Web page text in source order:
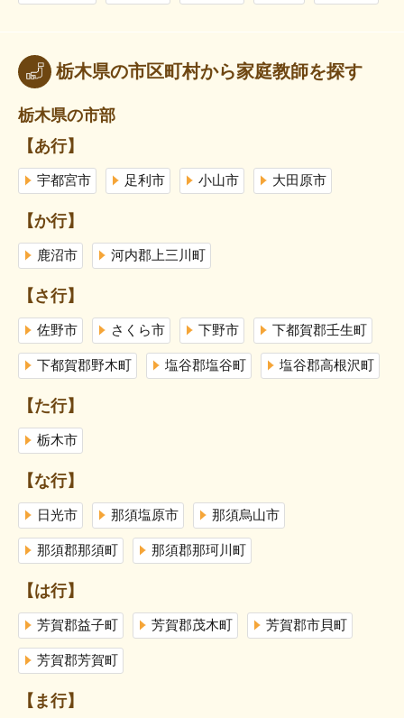
栃木県の市区町村から家庭教師を探す
栃木県の市部
【あ行】
宇都宮市 足利市 小山市 大田原市
【か行】
鹿沼市 河内郡上三川町
【さ行】
佐野市 さくら市 下野市 下都賀郡壬生町
下都賀郡野木町 塩谷郡塩谷町 塩谷郡高根沢町
【た行】
栃木市
【な行】
日光市 那須塩原市 那須烏山市
那須郡那須町 那須郡那珂川町
【は行】
芳賀郡益子町 芳賀郡茂木町 芳賀郡市貝町
芳賀郡芳賀町
【ま行】